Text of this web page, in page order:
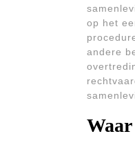
op het
andere